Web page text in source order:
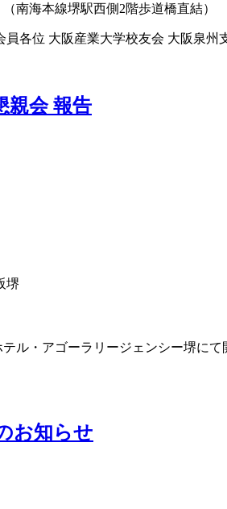
南海本線堺駅西側2階歩道橋直結）
各位 大阪産業大学校友会 大阪泉
親会 報告
堺
ル・アゴーラリージェンシー堺に
お知らせ